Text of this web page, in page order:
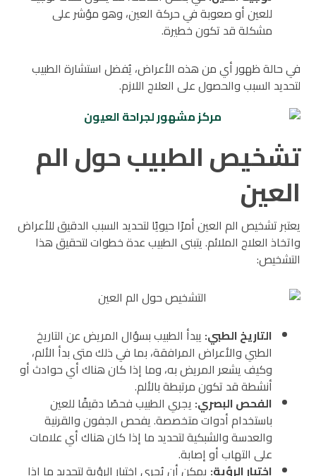
للعين أو صعوبة في حركة العين، وهو مؤشر على
مشكلة قد تكون خطيرة.
في حالة ظهور أي من هذه الأعراض، يُفضل استشارة الطبيب
لتحديد السبب والحصول على العلاج اللازم.
تشخيص الطبيب حول الم
العين
يعتبر تشخيص الم العين أمرًا حيويًا لتحديد السبب الدقيق للأعراض
واتخاذ العلاج الملائم. يتبنى الطبيب عدة خطوات لتحقيق هذا
التشخيص:
التاريخ الطبي: يبدأ الطبيب بسؤال المريض عن التاريخ
الطبي والأعراض المرافقة، بما في ذلك متى بدأ الألم،
وكيف يشعر المريض به، وما إذا كان هناك أي حوادث أو
أنشطة قد تكون مرتبطة بالألم.
الفحص البصري: يجري الطبيب فحصًا دقيقًا للعين
باستخدام أدوات متخصصة. يفحص الجفون والقرنية
والعدسة والشبكية لتحديد ما إذا كان هناك أي علامات
على التهاب أو إصابة.
اختبار الرؤية: يمكن أن يُجرى اختبار الرؤية لتحديد ما إذا